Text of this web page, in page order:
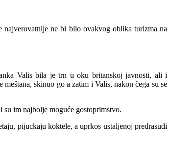
najverovatnije ne bi bilo ovakvog oblika turizma na
Valis bila je trn u oku britanskoj javnosti, ali i
skinuo go a zatim i Valis, nakon čega su se
su im najbolje moguće gostoprimstvo.
pijuckaju koktele, a uprkos ustaljenoj predrasudi